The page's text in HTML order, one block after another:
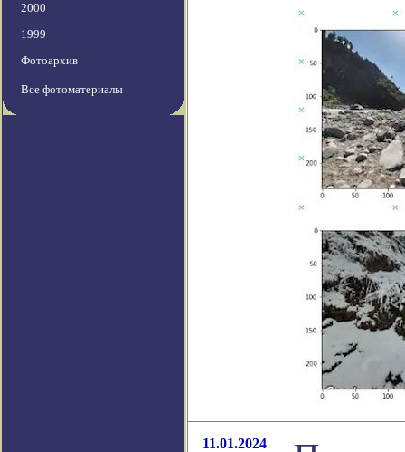
2000
1999
Фотоархив
Все фотоматериалы
11.01.2024